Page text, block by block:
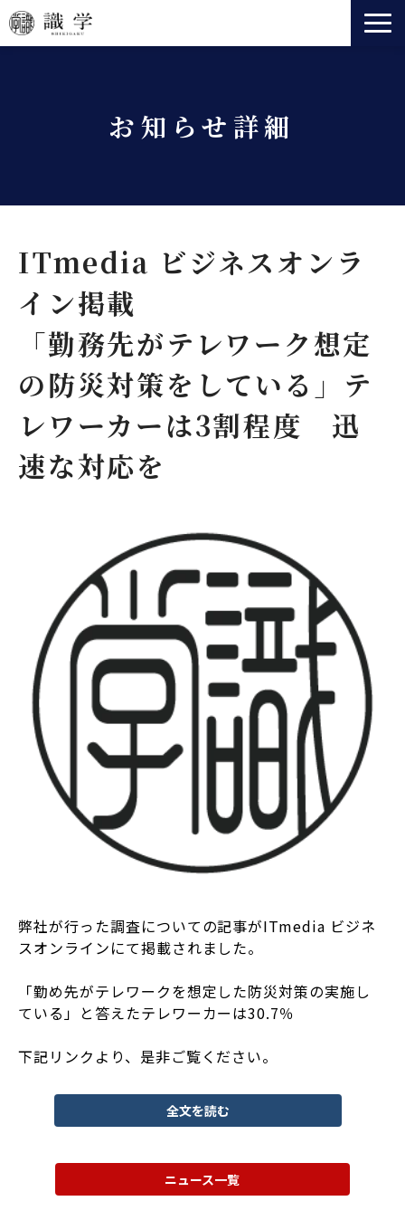
法人向けサービス
役員紹介
お知らせ詳細
ITmedia ビジネスオンラ
イン掲載
「勤務先がテレワーク想定
の防災対策をしている」テ
レワーカーは3割程度　迅
速な対応を
弊社が行った調査についての記事がITmedia ビジネ
スオンラインにて掲載されました。
「勤め先がテレワークを想定した防災対策の実施し
ている」と答えたテレワーカーは30.7％
下記リンクより、是非ご覧ください。
全文を読む
ニュース一覧